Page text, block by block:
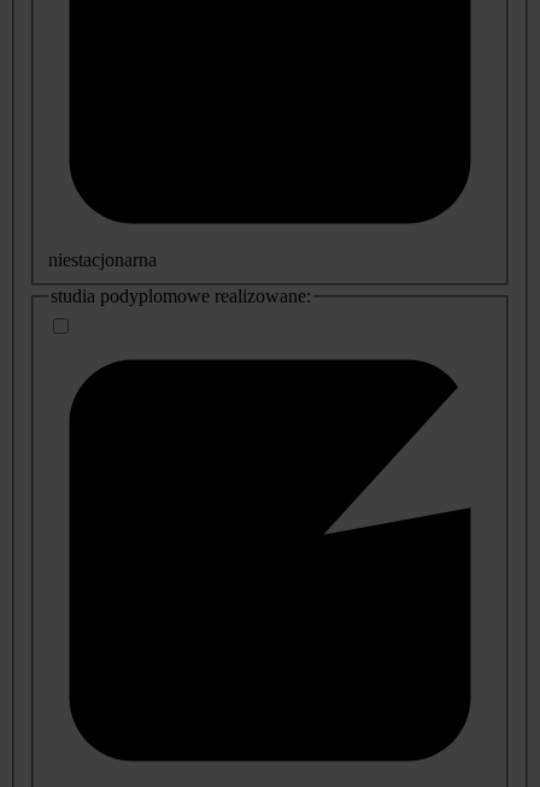
niestacjonarna
studia podyplomowe realizowane: